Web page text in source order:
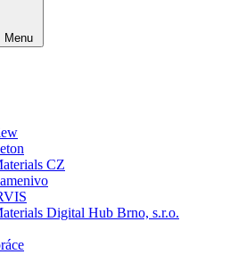
Menu
CZ
Digital Hub Brno, s.r.o.